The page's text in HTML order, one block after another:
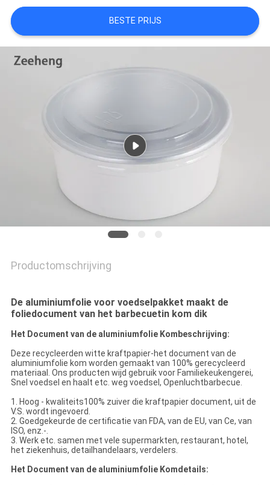
BESTE PRIJS
Productomschrijving
De aluminiumfolie voor voedselpakket maakt de
foliedocument van het barbecuetin kom dik
Het Document van de aluminiumfolie Kombeschrijving:
Deze recycleerden witte kraftpapier-het document van de
aluminiumfolie kom worden gemaakt van 100% gerecycleerd
materiaal. Ons producten wijd gebruik voor Familiekeukengerei,
Snel voedsel en haalt etc. weg voedsel, Openluchtbarbecue.
1. Hoog - kwaliteits100% zuiver die kraftpapier document, uit de
V.S. wordt ingevoerd.
2. Goedgekeurde de certificatie van FDA, van de EU, van Ce, van
ISO, enz.-.
3. Werk etc. samen met vele supermarkten, restaurant, hotel,
het ziekenhuis, detailhandelaars, verdelers.
Het Document van de aluminiumfolie Komdetails: